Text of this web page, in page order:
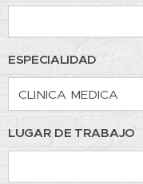
ESPECIALIDAD
LUGAR DE TRABAJO